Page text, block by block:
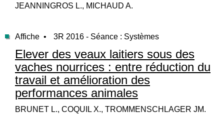
JEANNINGROS L., MICHAUD A.
Affiche • 3R 2016 - Séance : Systèmes
Elever des veaux laitiers sous des
vaches nourrices : entre réduction du
travail et amélioration des
performances animales
BRUNET L., COQUIL X., TROMMENSCHLAGER JM.